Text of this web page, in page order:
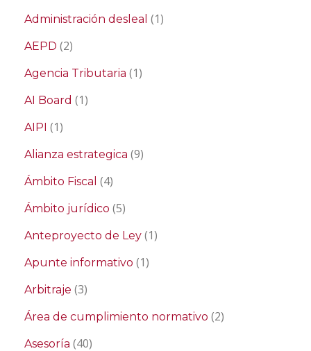
Administración desleal (1)
AEPD (2)
Agencia Tributaria (1)
AI Board (1)
AIPI (1)
Alianza estrategica (9)
Ámbito Fiscal (4)
Ámbito jurídico (5)
Anteproyecto de Ley (1)
Apunte informativo (1)
Arbitraje (3)
Área de cumplimiento normativo (2)
Asesoría (40)